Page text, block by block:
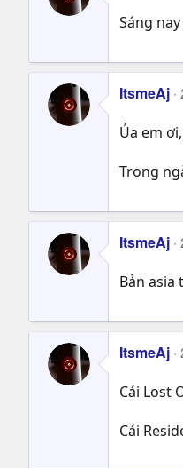
Sáng
ItsmeAj
Ủa em
Trong
ItsmeAj
Bản asia
ItsmeAj
Cái Lost
Cái